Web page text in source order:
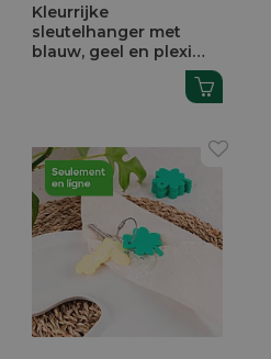
Kleurrijke
sleutelhanger met
blauw, geel en plexi